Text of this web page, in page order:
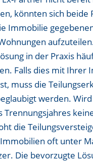
könnten sich beide
Immobilie
in der Praxis
Falls dies mit Ihrer
muss die
werden. Wird
Trennungsjahres
die
oft unter
Die bevorzugte